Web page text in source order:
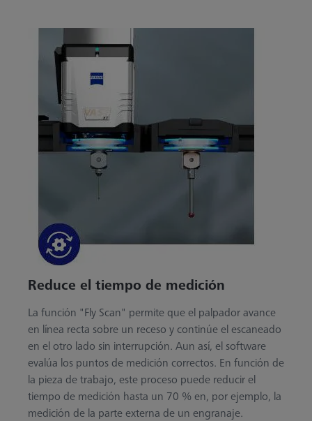
Reduce el tiempo de medición
La función "Fly Scan" permite que el palpador avance
en línea recta sobre un receso y continúe el escaneado
en el otro lado sin interrupción. Aun así, el software
evalúa los puntos de medición correctos. En función de
la pieza de trabajo, este proceso puede reducir el
tiempo de medición hasta un 70 % en, por ejemplo, la
medición de la parte externa de un engranaje.